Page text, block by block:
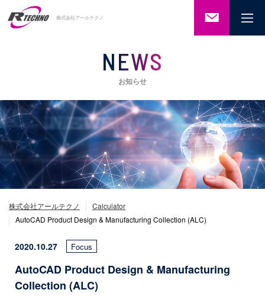
株式会社アールテクノ ご相談・
わせ
NEWS
お知らせ
株式会社アールテクノ
Calculator
AutoCAD Product Design & Manufacturing Collection (ALC)
2020.10.27 Focus
AutoCAD Product Design & Manufacturing
Collection (ALC)